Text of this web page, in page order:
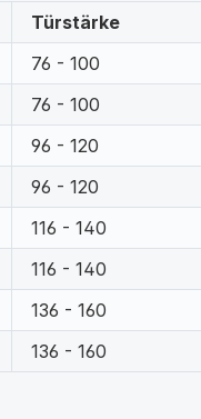
Türstärke
76 - 100
76 - 100
96 - 120
96 - 120
116 - 140
116 - 140
136 - 160
136 - 160